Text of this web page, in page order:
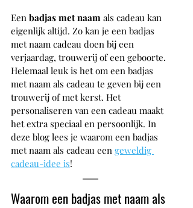
Een badjas met naam als cadeau kan
eigenlijk altijd. Zo kan je een badjas
met naam cadeau doen bij een
verjaardag, trouwerij of een geboorte.
Helemaal leuk is het om een badjas
met naam als cadeau te geven bij een
trouwerij of met kerst. Het
personaliseren van een cadeau maakt
het extra speciaal en persoonlijk. In
deze blog lees je waarom een badjas
met naam als cadeau een geweldig
cadeau-idee is!
Waarom een badjas met naam als